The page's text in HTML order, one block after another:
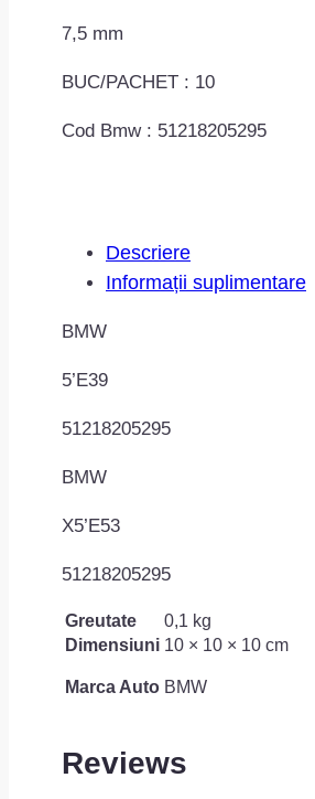
7,5 mm
BUC/PACHET : 10
Cod Bmw : 51218205295
Descriere
Informații suplimentare
BMW
5’E39
51218205295
BMW
X5’E53
51218205295
Greutate
0,1 kg
Dimensiuni 10 × 10 × 10 cm
Marca Auto BMW
Reviews